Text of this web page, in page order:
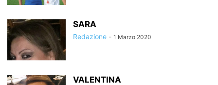
SARA
Redazione - 1 Marzo 2020
VALENTINA